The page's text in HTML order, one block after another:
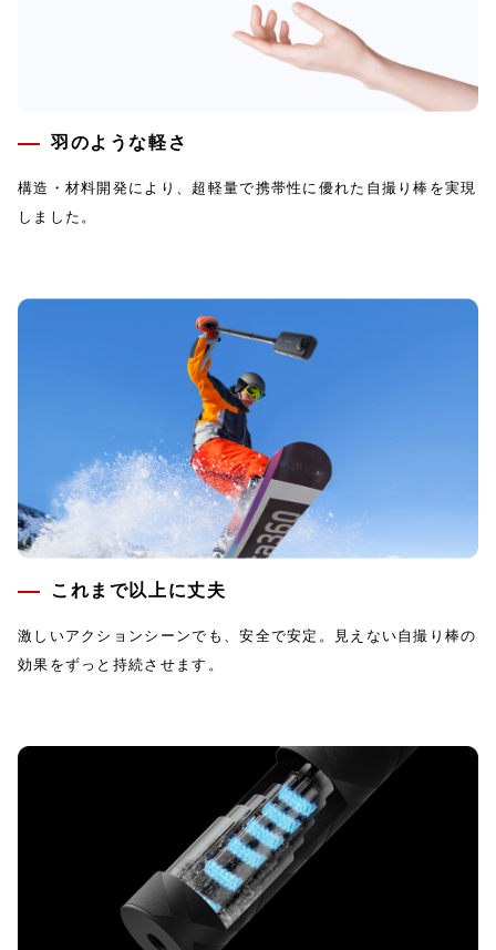
羽のような軽さ
構造・材料開発により、超軽量で携帯性に優れた自撮り棒を実現
しました。
これまで以上に丈夫
激しいアクションシーンでも、安全で安定。見えない自撮り棒の
効果をずっと持続させます。